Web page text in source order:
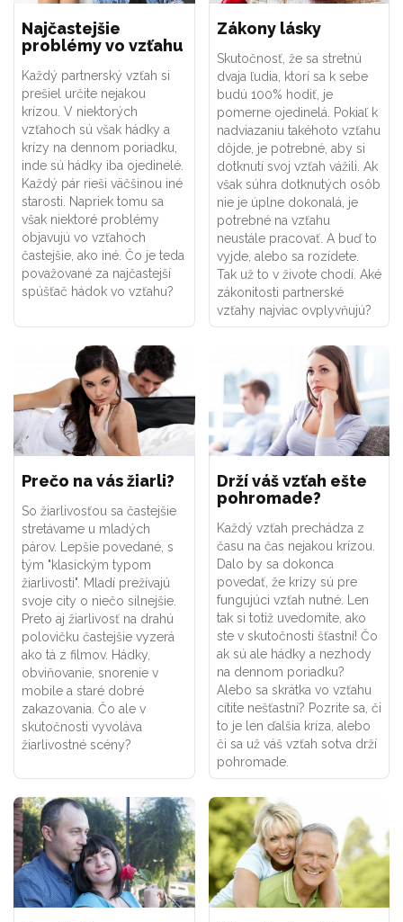
Najčastejšie
problémy vo vzťahu
Každý partnerský vzťah si
prešiel určite nejakou
krízou. V niektorých
vzťahoch sú však hádky a
krízy na dennom poriadku,
inde sú hádky iba ojedinelé.
Každý pár rieši väčšinou iné
starosti. Napriek tomu sa
však niektoré problémy
objavujú vo vzťahoch
častejšie, ako iné. Čo je teda
považované za najčastejší
spúšťač hádok vo vzťahu?
Zákony lásky
Skutočnosť, že sa stretnú
dvaja ľudia, ktorí sa k sebe
budú 100% hodiť, je
pomerne ojedinelá. Pokiaľ k
nadviazaniu takéhoto vzťahu
dôjde, je potrebné, aby si
dotknutí svoj vzťah vážili. Ak
však súhra dotknutých osôb
nie je úplne dokonalá, je
potrebné na vzťahu
neustále pracovať. A buď to
vyjde, alebo sa rozídete.
Tak už to v živote chodí. Aké
zákonitosti partnerské
vzťahy najviac ovplyvňujú?
Prečo na vás žiarli?
So žiarlivosťou sa častejšie
stretávame u mladých
párov. Lepšie povedané, s
tým "klasickým typom
žiarlivosti". Mladí prežívajú
svoje city o niečo silnejšie.
Preto aj žiarlivosť na drahú
polovičku častejšie vyzerá
ako tá z filmov. Hádky,
obviňovanie, snorenie v
mobile a staré dobré
zakazovania. Čo ale v
skutočnosti vyvoláva
žiarlivostné scény?
Drží váš vzťah ešte
pohromade?
Každý vzťah prechádza z
času na čas nejakou krízou.
Dalo by sa dokonca
povedať, že krízy sú pre
fungujúci vzťah nutné. Len
tak si totiž uvedomíte, ako
ste v skutočnosti šťastní! Čo
ak sú ale hádky a nezhody
na dennom poriadku?
Alebo sa skrátka vo vzťahu
cítite nešťastní? Pozrite sa, či
to je len ďalšia kríza, alebo
či sa už váš vzťah sotva drží
pohromade.